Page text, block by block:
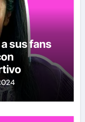
sus fans